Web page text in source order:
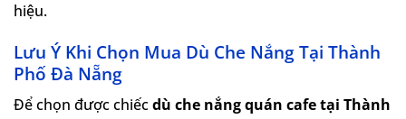
hiệu.
Lưu Ý Khi Chọn Mua Dù Che Nắng Tại Thành
Phố Đà Nẵng
Để chọn được chiếcdù che nắng quán cafe tại Thành